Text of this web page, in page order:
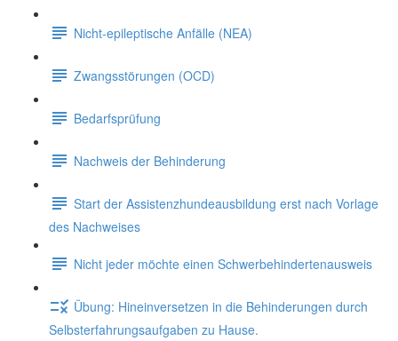
Nicht-epileptische Anfälle (NEA)
Zwangsstörungen (OCD)
Bedarfsprüfung
Nachweis der Behinderung
Start der Assistenzhundeausbildung erst nach Vorlage
des Nachweises
Nicht jeder möchte einen Schwerbehindertenausweis
Übung: Hineinversetzen in die Behinderungen durch
Selbsterfahrungsaufgaben zu Hause.